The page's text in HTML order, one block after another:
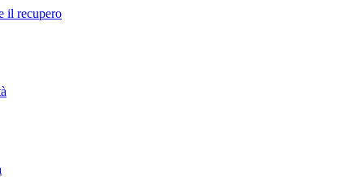
il recupero